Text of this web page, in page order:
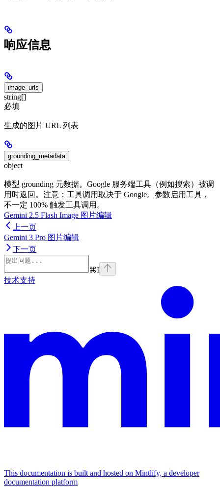
响应信息
image_urls
string[]
必填
生成的图片 URL 列表
grounding_metadata
object
模型 grounding 元数据。Google 服务端工具（例如搜索）被调
用时返回。注意：工具调用取决于 Google。参数启用工具，
不一定 100% 触发工具调用。
Gemini 2.5 Flash Image 图片编辑
上一页
Gemini 3 Pro 图片编辑
下一页
⌘I
技术支持
This documentation is built and hosted on Mintlify, a developer
documentation platform